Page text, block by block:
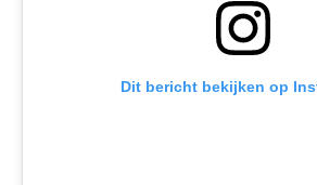
Dit bericht bekijken op